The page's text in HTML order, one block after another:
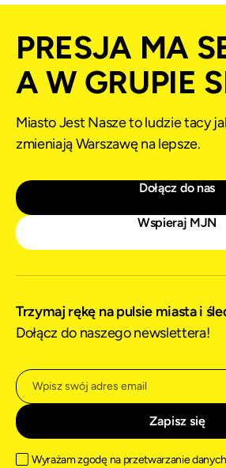
PRESJA MA
A W GRUPIE
Miasto Jest Nasze to ludzie tacy
zmieniają Warszawę na lepsze.
Dołącz do nas
Wspieraj MJN
Trzymaj rękę na pulsie miasta i
Dołącz do naszego newslettera!
Wyrażam zgodę na przetwarzanie